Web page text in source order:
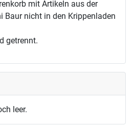
mit Artikeln aus der
Baur nicht in den Krippenladen
getrennt.
leer.